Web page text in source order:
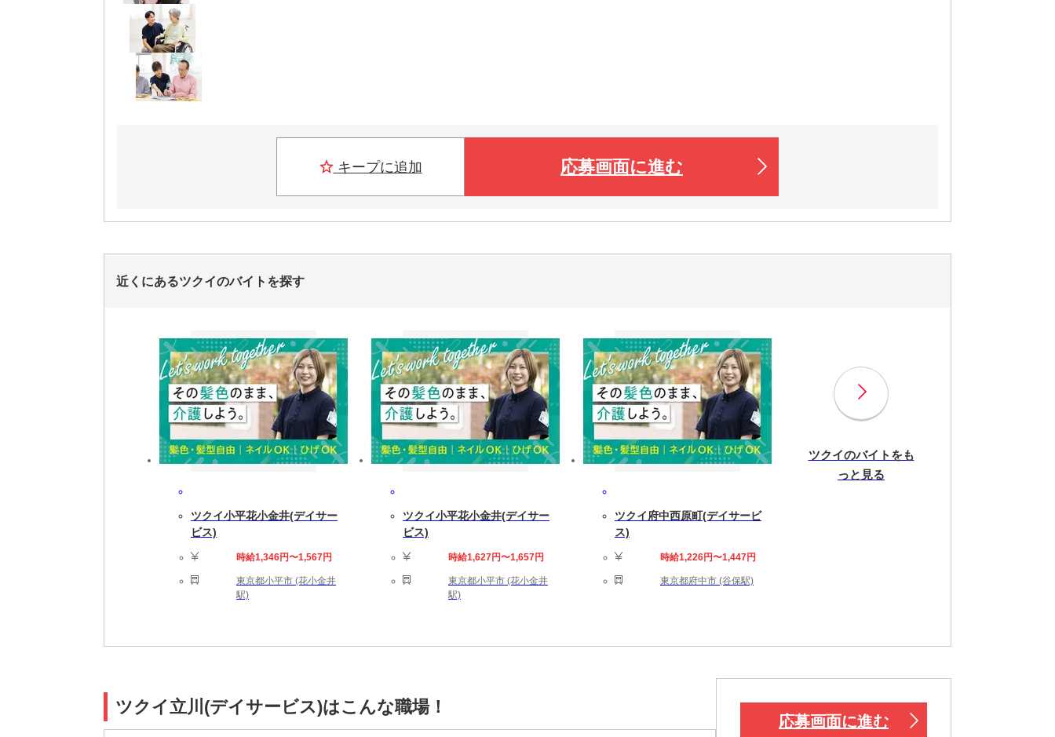
キープに追加 応募画面に進む
近くにあるツクイのバイトを探す
ツクイ小平花小金井(デイサー
ビス)
時給1,346円〜1,567円
東京都小平市 (花小金井
駅)
ツクイ小平花小金井(デイサー
ビス)
時給1,627円〜1,657円
東京都小平市 (花小金井
駅)
ツクイ府中西原町(デイサービ
ス)
時給1,226円〜1,447円
東京都府中市 (谷保駅)
ツクイのバイトをも
っと見る
ツクイ立川(デイサービス)はこんな職場！
応募画面に進む